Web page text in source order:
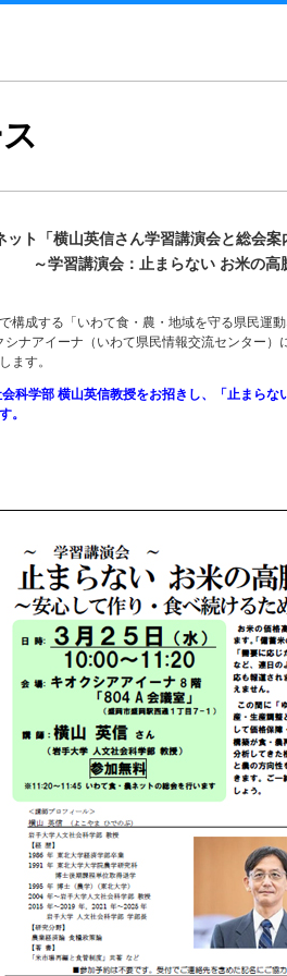
ット「横山英信さん学習講演会と総会案
～学習講演会：止まらない お米の高
構成する「いわて食・農・地域を守る県民運
シナアイーナ（いわて県民情報交流センター
ます。
科学部 横山英信教授をお招きし、「止まら
。